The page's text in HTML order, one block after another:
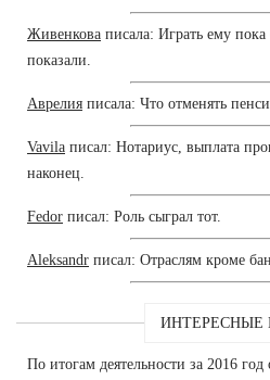
Живенкова писала: Играть ему
показали.
Аврелия писала: Что отменять
Vavila писал: Нотариус, выплата
наконец.
Fedor писал: Роль сыграл тот.
Aleksandr писал: Отраслям кроме
По итогам деятельности за 2016